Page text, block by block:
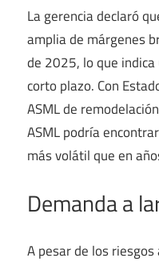
La gerencia declaró
amplia de márgenes
de 2025, lo que
corto plazo. Con
ASML de
ASML podría
más volátil que en
Demanda a
A pesar de los